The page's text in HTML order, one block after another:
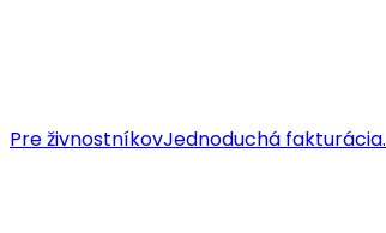
Pre živnostníkovJednoduchá fakturácia.